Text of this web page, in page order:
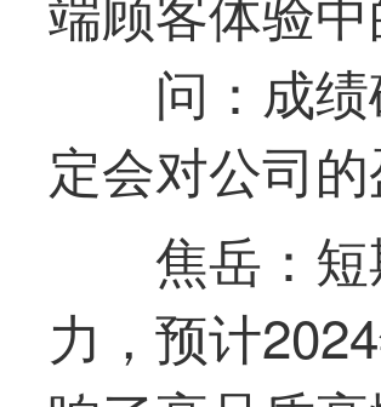
问：成
定会对公司
焦岳：
力，预计